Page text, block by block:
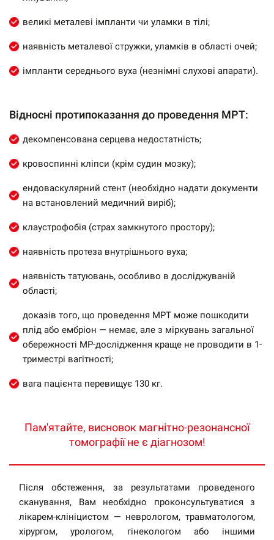
великі металеві імпланти чи уламки в тілі;
наявність металевої стружки, уламків в області очей;
імпланти середнього вуха (незнімні слухові апарати).
Відносні протипоказання до проведення МРТ:
декомпенсована серцева недостатність;
кровоспинні кліпси (крім судин мозку);
ендоваскулярний стент (необхідно надати документи
на встановлений медичний виріб);
клаустрофобія (страх замкнутого простору);
наявність протеза внутрішнього вуха;
наявність татуювань, особливо в досліджуваній
області;
доказів того, що проведення МРТ може пошкодити
плід або ембріон — немає, але з міркувань загальної
обережності МР-дослідження краще не проводити в 1-
триместрі вагітності;
вага пацієнта перевищує 130 кг.
Пам'ятайте, висновок магнітно-резонансної
томографії не є діагнозом!
Після обстеження, за результатами проведеного
сканування, Вам необхідно проконсультуватися з
лікарем-клініцистом — неврологом, травматологом,
хірургом, урологом, гінекологом або іншими